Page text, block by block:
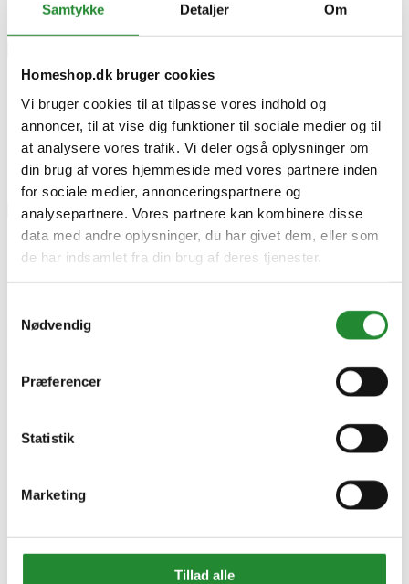
Samtykke Detaljer Om
Homeshop.dk bruger cookies
Vi bruger cookies til at tilpasse vores indhold og
annoncer, til at vise dig funktioner til sociale medier og til
at analysere vores trafik. Vi deler også oplysninger om
din brug af vores hjemmeside med vores partnere inden
for sociale medier, annonceringspartnere og
analysepartnere. Vores partnere kan kombinere disse
data med andre oplysninger, du har givet dem, eller som
de har indsamlet fra din brug af deres tjenester.
Nødvendig
Præferencer
Statistik
Marketing
Tillad alle
Ingen kundeanmeldelser for øjeblikket
IBF Taktil M/18 Stk. Knopper - Grå 8x30x30cm
IBF Taktil M/18 Stk. Knopper -
Grå 8x30x30cm
DKK 99,95Inkl. moms